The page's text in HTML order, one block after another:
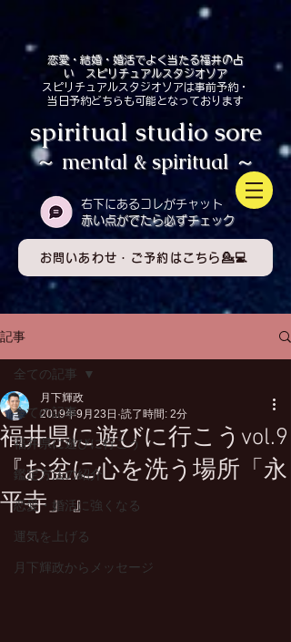
恋愛・結婚・婚活でよく当たる福井の占
い スピリチュアルスタジオソア
スピリチュアルスタジオソアは事前予約・
当日予約どちらも可能となっております
spiritual studio sore
～ mental & spiritual ～
​右下にあるコレがチャット
赤い点がでたら必ずチェック
お問いあわせ・ご予約はこちら💁💻
記事
全ての記事
福井県に遊びに行こう
鑑定方法の紹介
恋愛・婚活に強くなる
運気を上げる
月下輝政からメッセージ
全ての記事
福井県に遊びに行こうvol.9
『お盆に心を洗う場所「永
平寺」』
月下輝政
2019年9月23日 読了時間: 2分